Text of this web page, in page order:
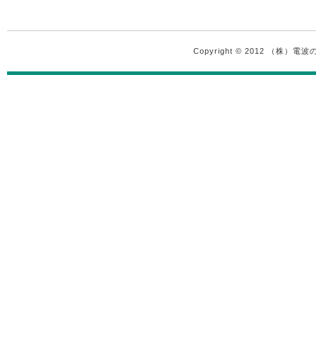
Copyright © 2012 （株）電波